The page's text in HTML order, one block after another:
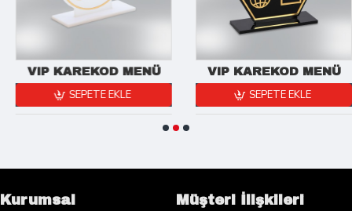
VIP KAREKOD MENÜ
SEPETE EKLE
VIP KAREKOD MENÜ
SEPETE EKLE
Kurumsal Müşteri İlişkileri